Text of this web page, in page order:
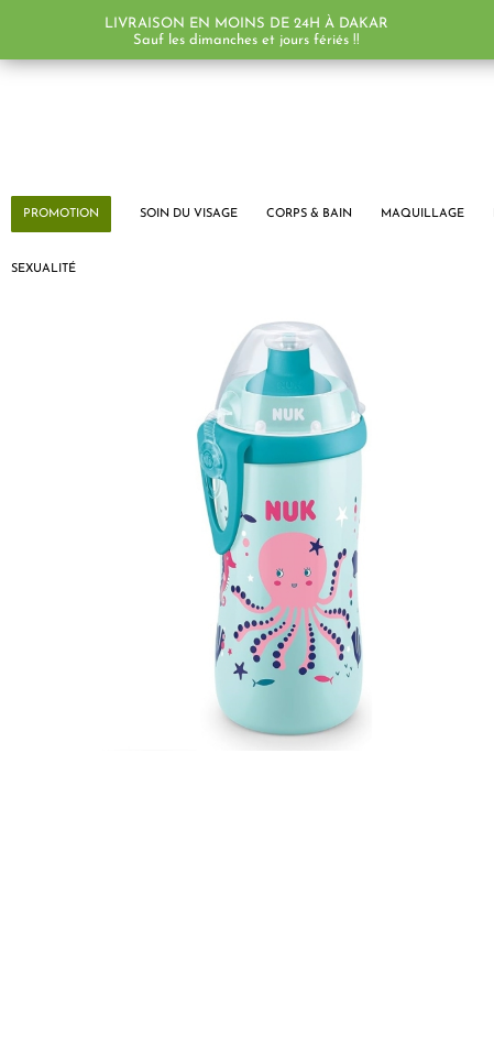
PROMOTION SOIN DU VISAGE CORPS & BAIN MAQUILLAGE
SEXUALITÉ
LIVRAISON EN MOINS DE 24H À DAKAR
Sauf les dimanches et jours fériés !!